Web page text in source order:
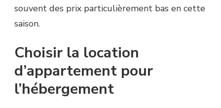
souvent des prix particulièrement bas en cette
saison.
Choisir la location
d’appartement pour
l’hébergement